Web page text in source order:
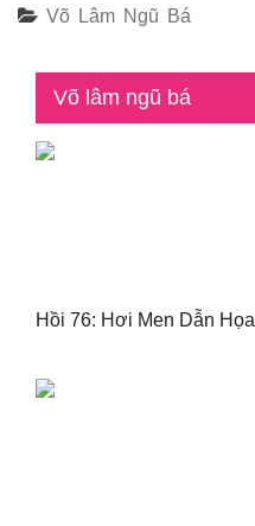
Võ Lâm Ngũ Bá
Võ lâm ngũ bá
Hồi 76: Hơi Men Dẫn Họa